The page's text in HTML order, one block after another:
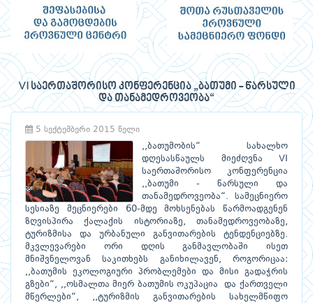
VI საერთაშორისო კონფერენცია „ბათუმი - წარსული
და თანამედროვეობა“
5 სექტემბერი 2015 წელი
,,ბათუმობის“ სახალხო
დღესასწაულს მიეძღვნა VI
საერთაშორისო კონფერენცია
,,ბათუმი - წარსული და
თანამედროვეობა“. სამეცნიერო
სესიაზე მეცნიერები 60-მდე მოხსენებას წარმოადგენენ
ზღვისპირა ქალაქის ისტორიაზე, თანამედროვეობაზე,
ტურიზმისა და ურბანული განვითარების ტენდენციებზე.
მკვლევარები ორი დღის განმავლობაში ისეთ
მნიშვნელოვან საკითხებს განიხილავენ, როგორიცაა:
,,ბათუმის ეკოლოგიური პრობლემები და მისი გადაჭრის
გზები“, ,,ოსმალთა მიერ ბათუმის ოკუპაცია და ქართველი
მწერლები“, ,,ტურიზმის განვითარების სახელმწიფო